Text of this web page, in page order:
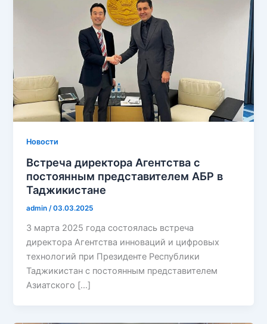
Новости
Встреча директора Агентства с
постоянным представителем АБР в
Таджикистане
admin/03.03.2025
3 марта 2025 года состоялась встреча
директора Агентства инноваций и цифровых
технологий при Президенте Республики
Таджикистан с постоянным представителем
Азиатского […]